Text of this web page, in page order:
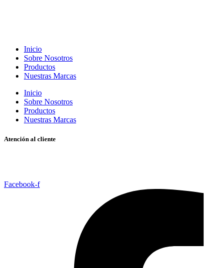
Inicio
Sobre Nosotros
Productos
Nuestras Marcas
Inicio
Sobre Nosotros
Productos
Nuestras Marcas
Atención al cliente
Facebook-f